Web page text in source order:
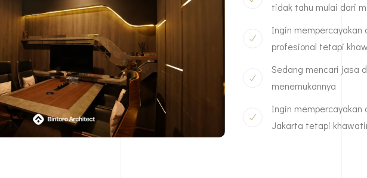
tidak tahu mulai dari
Ingin
profesional tetapi
Sedang mencari jasa
menemukannya
Ingin
Jakarta tetapi